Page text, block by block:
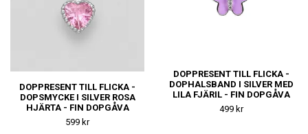
DOPPRESENT TILL FLICKA -
DOPSMYCKE I SILVER ROSA
HJÄRTA - FIN DOPGÅVA
ELLER
NAMNGIVNINGSPRESENT
599 kr
DOPPRESENT TILL FLICKA -
DOPHALSBAND I SILVER MED
LILA FJÄRIL - FIN DOPGÅVA
ELLER
NAMNGIVNINGSPRESENT
499 kr